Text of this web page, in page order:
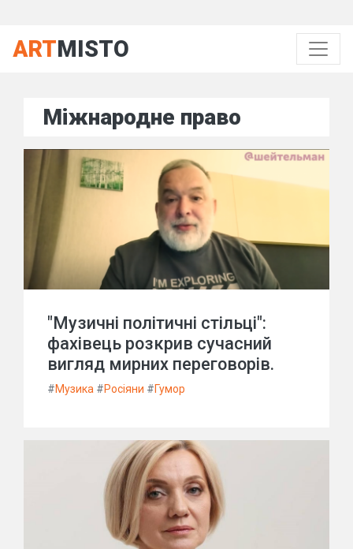
ARTMISTO
Міжнародне право
"Музичні політичні стільці":
фахівець розкрив сучасний
вигляд мирних переговорів.
#Музика #Росіяни #Гумор